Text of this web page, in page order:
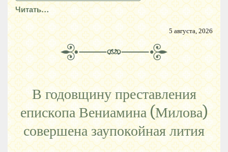
Читать…
5 августа, 2026
В годовщину преставления
епископа Вениамина (Милова)
совершена заупокойная лития